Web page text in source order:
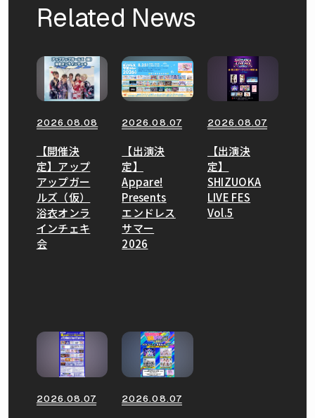
Related News
2026.08.08
【開催決
定】アップ
アップガー
ルズ（仮）
浴衣オンラ
インチェキ
会
2026.08.07
【出演決
定】
Appare!
Presents
エンドレス
サマー
2026
2026.08.07
【出演決
定】
SHIZUOKA
LIVE FES
Vol.5
2026.08.07 2026.08.07